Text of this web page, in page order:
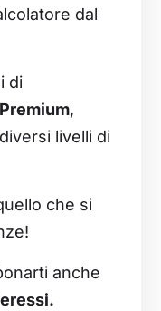
dal
di
,
livelli di
che si
anche